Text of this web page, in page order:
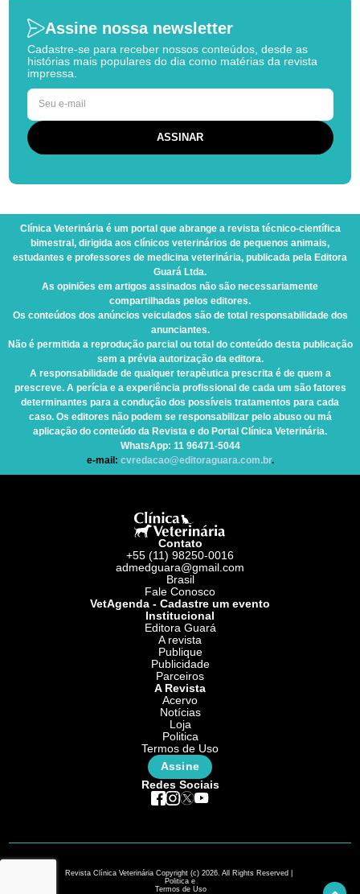
Assine nossa newsletter
Cadastre-se para receber nossos conteúdos, desde as
histórias mais populares do dia como matérias da revista
impressa.
Clínica Veterinária é um portal que abrange a revista técnico-científica
bimestral, dirigida aos clínicos veterinários de pequenos animais,
estudantes e professores de medicina veterinária, publicada pela Editora
Guará Ltda.
As opiniões em artigos assinados não são necessariamente
compartilhadas pelos editores.
Os conteúdos dos anúncios veiculados são de total responsabilidade dos
anunciantes.
Não é permitida a reprodução parcial ou total do conteúdo desta publicação
sem a prévia autorização da editora.
A responsabilidade de qualquer terapêutica prescrita é de quem a
prescreve. A perícia e a experiência profissional de cada um são fatores
determinantes para a condução dos possíveis tratamentos para cada
caso. Os editores não podem se responsabilizar pelo abuso ou má
aplicação do conteúdo da Revista e do Portal Clínica Veterinária.
WhatsApp: 11 96471-5044
e-mail: cvredacao@editoraguara.com.br.
Contato
+55 (11) 98250-0016
admedguara@gmail.com
Brasil
Fale Conosco
VetAgenda - Cadastre um evento
Institucional
Editora Guará
A revista
Publique
Publicidade
Parceiros
A Revista
Acervo
Notícias
Loja
Politica
Termos de Uso
Assine
Redes Sociais
Revista Clínica Veterinária Copyright (c) 2026. All Rights Reserved |
Politica e
Termos de Uso